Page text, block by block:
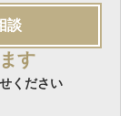
談
す
ください